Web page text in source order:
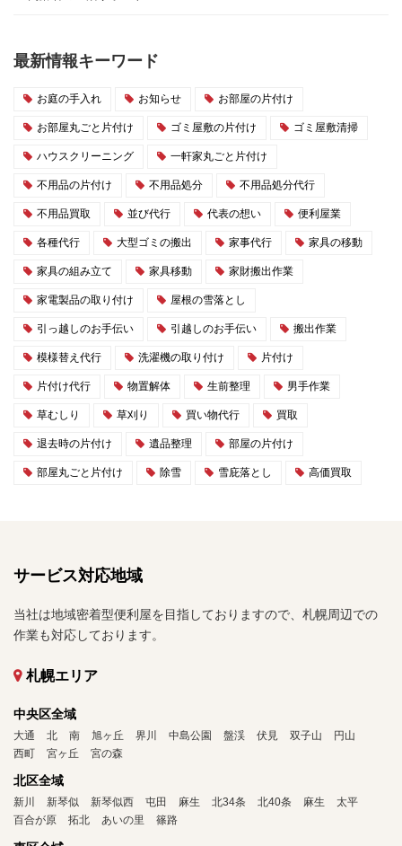
最新情報キーワード
お庭の手入れ お知らせ お部屋の片付け
お部屋丸ごと片付け ゴミ屋敷の片付け ゴミ屋敷清掃
ハウスクリーニング 一軒家丸ごと片付け
不用品の片付け 不用品処分 不用品処分代行
不用品買取 並び代行 代表の想い 便利屋業
各種代行 大型ゴミの搬出 家事代行 家具の移動
家具の組み立て 家具移動 家財搬出作業
家電製品の取り付け 屋根の雪落とし
引っ越しのお手伝い 引越しのお手伝い 搬出作業
模様替え代行 洗濯機の取り付け 片付け
片付け代行 物置解体 生前整理 男手作業
草むしり 草刈り 買い物代行 買取
退去時の片付け 遺品整理 部屋の片付け
部屋丸ごと片付け 除雪 雪庇落とし 高価買取
サービス対応地域
当社は地域密着型便利屋を目指しておりますので、札幌周辺での
作業も対応しております。
札幌エリア
中央区全域
大通 北 南 旭ヶ丘 界川 中島公園 盤渓 伏見 双子山
円山
西町
宮ヶ丘 宮の森
北区全域
新川 新琴似 新琴似西 屯田 麻生 北34条 北40条 麻生
太平
百合が原
拓北 あいの里 篠路